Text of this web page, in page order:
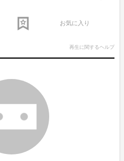
お気に入り
再生に関するヘルプ